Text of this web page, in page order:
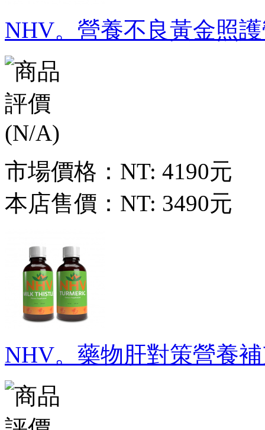
NHV。營養不良黃金照
市場價格： NT: 4190元
本店售價： NT: 3490元
NHV。藥物肝對策營養